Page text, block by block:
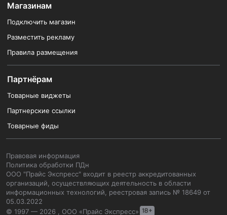
Магазинам
Подключить магазин
Разместить рекламу
Правила размещения
Партнёрам
Товарные виджеты
Партнерские ссылки
Товарные фиды
Правовая информация
Политика обработки ПДн
ООО "Прайс Экспресс" входит в реестр аккредитованных
организаций, осуществляющих деятельность в области
информационных технологий, реестровая запись № 18649 от
05.03.2022
© 1997 — 2026 , ООО «Прайс Экспресс»